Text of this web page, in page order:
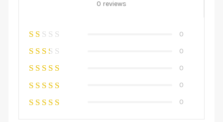
0 reviews
0
0
0
0
0